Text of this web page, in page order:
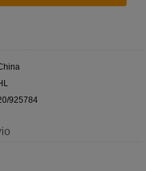
925784